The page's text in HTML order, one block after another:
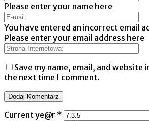
Please enter your name here
You have entered an incorrect email
Please enter your email address here
Save my name, email, and
the next time I comment.
Current ye@r *